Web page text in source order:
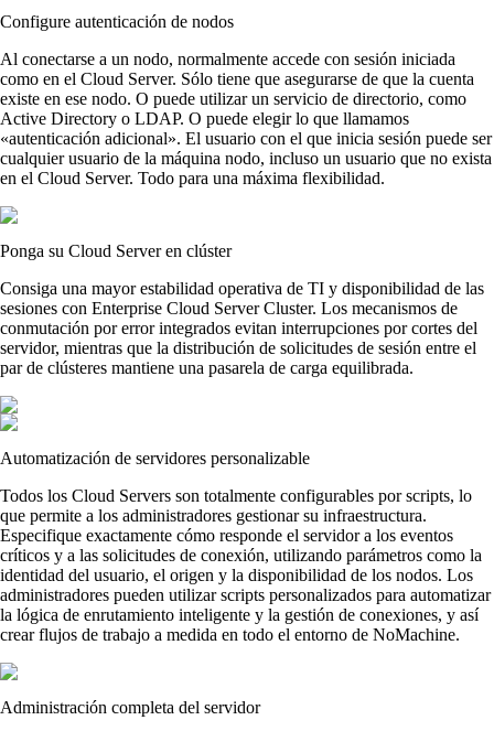
Configure autenticación de nodos
Al conectarse a un nodo, normalmente accede con sesión iniciada
como en el Cloud Server. Sólo tiene que asegurarse de que la cuenta
existe en ese nodo. O puede utilizar un servicio de directorio, como
Active Directory o LDAP. O puede elegir lo que llamamos
«autenticación adicional». El usuario con el que inicia sesión puede ser
cualquier usuario de la máquina nodo, incluso un usuario que no exista
en el Cloud Server. Todo para una máxima flexibilidad.
Ponga su Cloud Server en clúster
Consiga una mayor estabilidad operativa de TI y disponibilidad de las
sesiones con Enterprise Cloud Server Cluster. Los mecanismos de
conmutación por error integrados evitan interrupciones por cortes del
servidor, mientras que la distribución de solicitudes de sesión entre el
par de clústeres mantiene una pasarela de carga equilibrada.
Automatización de servidores personalizable
Todos los Cloud Servers son totalmente configurables por scripts, lo
que permite a los administradores gestionar su infraestructura.
Especifique exactamente cómo responde el servidor a los eventos
críticos y a las solicitudes de conexión, utilizando parámetros como la
identidad del usuario, el origen y la disponibilidad de los nodos. Los
administradores pueden utilizar scripts personalizados para automatizar
la lógica de enrutamiento inteligente y la gestión de conexiones, y así
crear flujos de trabajo a medida en todo el entorno de NoMachine.
Administración completa del servidor